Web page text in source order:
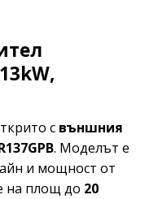
с външния
. Моделът е
и мощност от
на площ до 20